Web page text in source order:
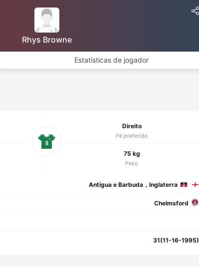
Rhys Browne
Estatísticas de jogador
Direito
Pé preferido
75 kg
Peso
8
Antígua e Barbuda，Inglaterra
Chelmsford
31(11-16-1995)